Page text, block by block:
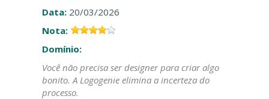
Data: 20/03/2026
Nota:
Domínio:
Você não precisa ser designer para criar algo
bonito. A Logogenie elimina a incerteza do
processo.